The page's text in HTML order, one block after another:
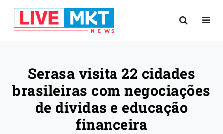
Serasa visita 22 cidades
brasileiras com negociações
de dívidas e educação
financeira